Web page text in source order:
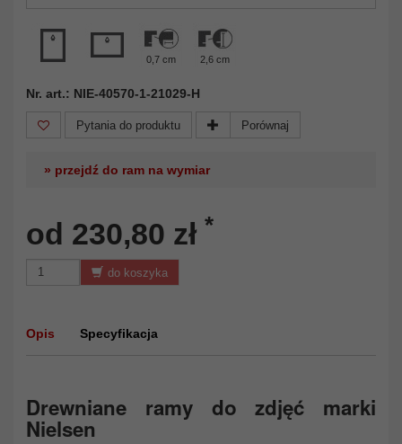
0,7 cm 2,6 cm
Nr. art.: NIE-40570-1-21029-H
Pytania do produktu Porównaj
» przejdź do ram na wymiar
od 230,80 zł *
do koszyka
Opis Specyfikacja
Drewniane ramy do zdjęć marki
Nielsen